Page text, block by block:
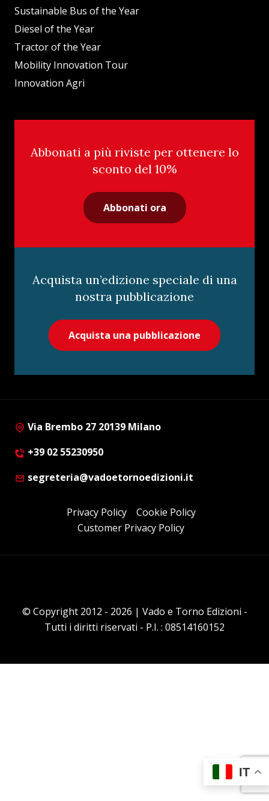
Sustainable Bus of the Year
Diesel of the Year
Tractor of the Year
Mobility Innovation Tour
Innovation Agri
Abbonati a più riviste per ottenere lo
sconto del 10%
Abbonati ora
Acquista un’edizione speciale di una
nostra pubblicazione
Acquista una pubblicazione
Via Brembo 27 20139 Milano
+39 02 55230950
segreteria@vadoetornoedizioni.it
Privacy Policy
Cookie Policy
Customer Privacy Policy
© Copyright 2012 - 2026 | Vado e Torno Edizioni -
Tutti i diritti riservati - P.I. : 08514160152
IT